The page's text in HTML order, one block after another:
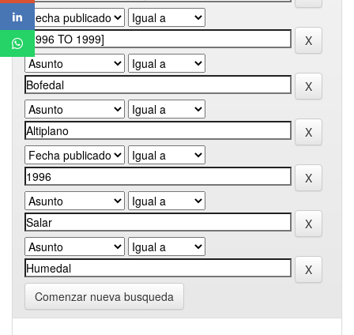
Comenzar nueva busqueda